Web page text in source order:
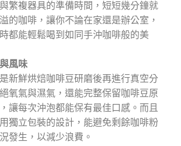
繁複器具的準備時間，短短幾分鐘就
的咖啡，讓你不論在家還是辦公室，
都能輕鬆喝到如同手沖咖啡般的美
風味
新鮮烘焙咖啡豆研磨後再進行真空分
氧氣與濕氣，還能完整保留咖啡豆原
讓每次沖泡都能保有最佳口感。而且
獨立包裝的設計，能避免剩餘咖啡粉
發生，以減少浪費。